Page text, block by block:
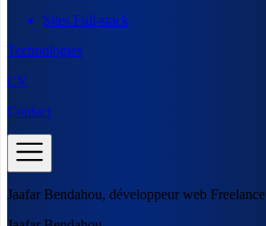
Sites Full-stack
Technologies
CV
Contact
Jaafar Bendahou, développeur web Freelance